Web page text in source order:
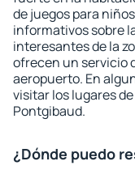
de juegos para
informativos sobre
interesantes de la
ofrecen un servicio
aeropuerto. En
visitar los lugares
Pontgibaud.
¿Dónde puedo